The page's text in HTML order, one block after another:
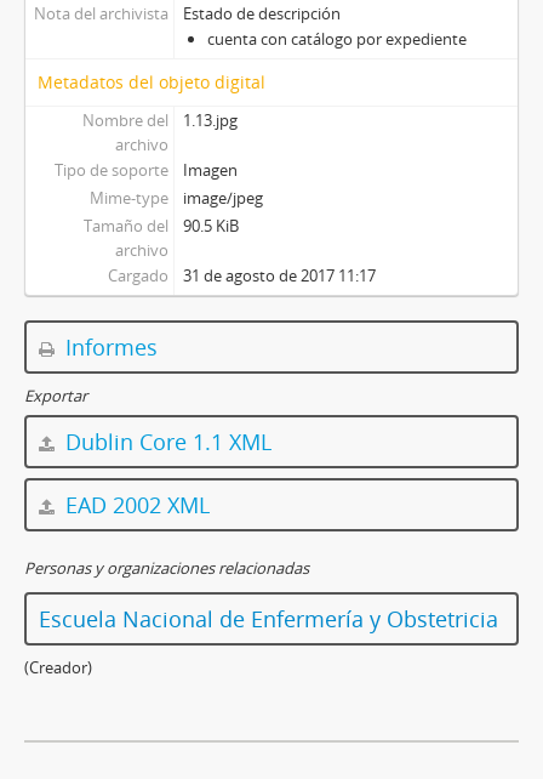
Nota del archivista
Estado de descripción
cuenta con catálogo por expediente
Metadatos del objeto digital
Nombre del
archivo
1.13.jpg
Tipo de soporte
Imagen
Mime-type
image/jpeg
Tamaño del
archivo
90.5 KiB
Cargado 31 de agosto de 2017 11:17
Informes
Exportar
Dublin Core 1.1 XML
EAD 2002 XML
Personas y organizaciones relacionadas
Escuela Nacional de Enfermería y Obstetricia
(Creador)